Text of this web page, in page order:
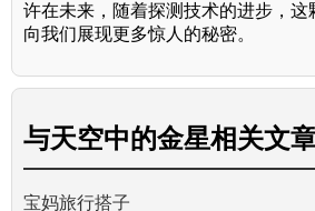
许在未来，随着探测技术的进步，这
向我们展现更多惊人的秘密。
与天空中的金星相关文
宝妈旅行搭子